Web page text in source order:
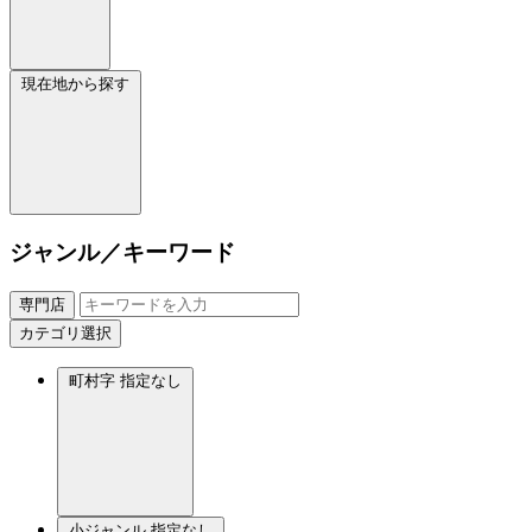
現在地から探す
ジャンル／キーワード
専門店
カテゴリ選択
町村字 指定なし